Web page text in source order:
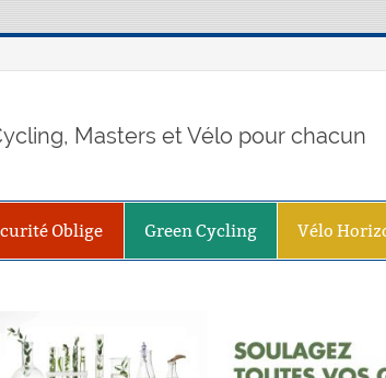
Masters et Vélo pour chacun
Oblige Green Cycling Vélo